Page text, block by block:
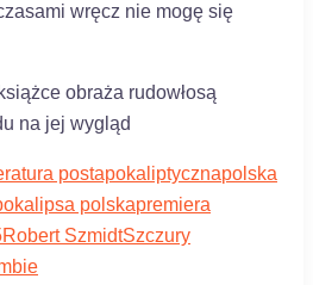
wręcz nie mogę się
obraża rudowłosą
na jej wygląd
postapokaliptycznapolska
polskapremiera
Robert SzmidtSzczury